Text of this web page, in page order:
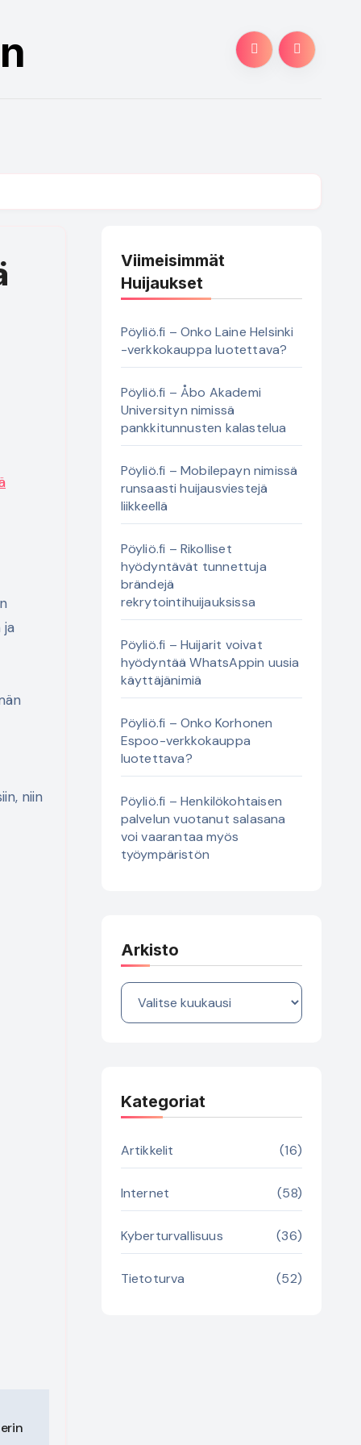
ja
niin
Viimeisimmät
Huijaukset
Pöyliö.fi – Onko Laine Helsinki
-verkkokauppa luotettava?
Pöyliö.fi – Åbo Akademi
Universityn nimissä
pankkitunnusten kalastelua
Pöyliö.fi – Mobilepayn nimissä
runsaasti huijausviestejä
liikkeellä
Pöyliö.fi – Rikolliset
hyödyntävät tunnettuja
brändejä
rekrytointihuijauksissa
Pöyliö.fi – Huijarit voivat
hyödyntää WhatsAppin uusia
käyttäjänimiä
Pöyliö.fi – Onko Korhonen
Espoo-verkkokauppa
luotettava?
Pöyliö.fi – Henkilökohtaisen
palvelun vuotanut salasana
voi vaarantaa myös
työympäristön
Arkisto
Arkisto
Kategoriat
Artikkelit (16)
Internet (58)
Kyberturvallisuus (36)
Tietoturva (52)